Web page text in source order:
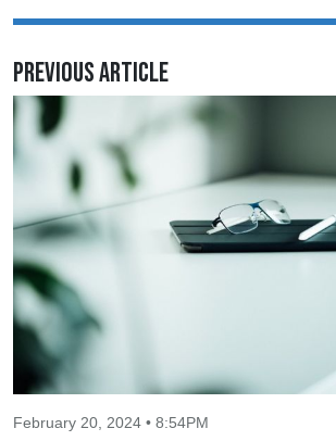
Previous Article
February 20, 2024 • 8:54PM